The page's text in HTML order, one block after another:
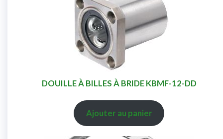
DOUILLE À BILLES À BRIDE KBMF-12-DD
Ajouter au panier